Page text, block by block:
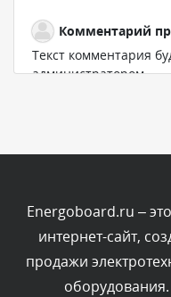
Комментарий
Текст комментария
администратором.
Комментарий
Текст комментария
администратором.
Energoboard.ru –
интернет-сайт,
продажи